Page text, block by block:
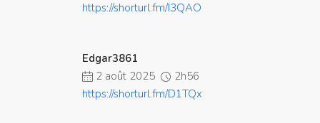
https://shorturl.fm/I3QAO
Edgar3861
2 août 2025
2h56
https://shorturl.fm/D1TQx